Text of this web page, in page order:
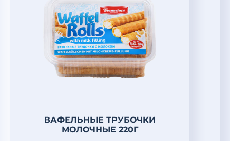
ВАФЕЛЬНЫЕ ТРУБОЧКИ
МОЛОЧНЫЕ 220Г